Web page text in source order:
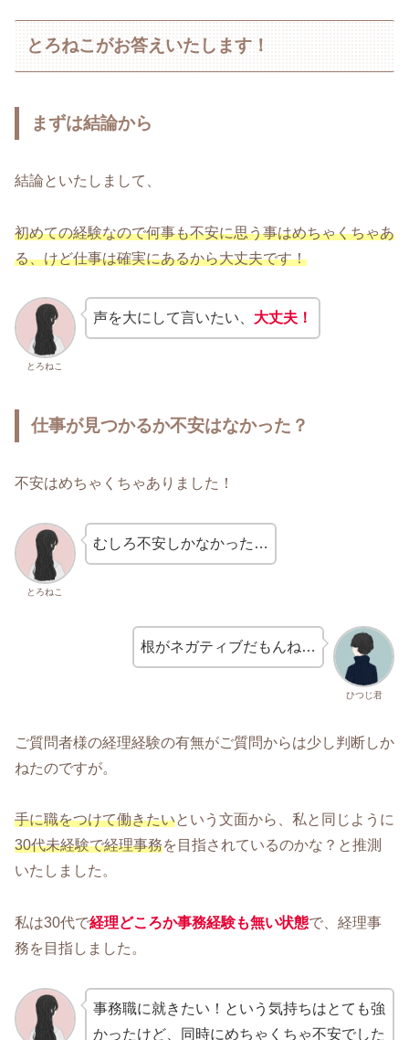
とろねこがお答えいたします！
まずは結論から
結論といたしまして、
初めての経験なので何事も不安に思う事はめちゃくちゃあ
る、けど仕事は確実にあるから大丈夫です！
とろねこ
声を大にして言いたい、 大丈夫！
仕事が見つかるか不安はなかった？
不安はめちゃくちゃありました！
とろねこ
むしろ不安しかなかった…
ひつじ君
根がネガティブだもんね…
ご質問者様の経理経験の有無がご質問からは少し判断しか
ねたのですが。
手に職をつけて働きたいという文面から、私と同じように
30代未経験で経理事務を目指されているのかな？と推測
いたしました。
私は30代で経理どころか事務経験も無い状態で、経理事
務を目指しました。
事務職に就きたい！という気持ちはとても強
かったけど、同時にめちゃくちゃ不安でした